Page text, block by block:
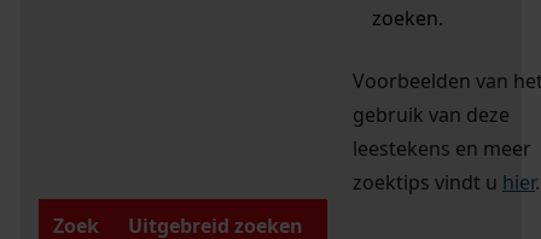
zoeken.
Voorbeelden van
gebruik van deze
leestekens en meer
zoektips vindt u hier.
Zoek
Uitgebreid zoeken